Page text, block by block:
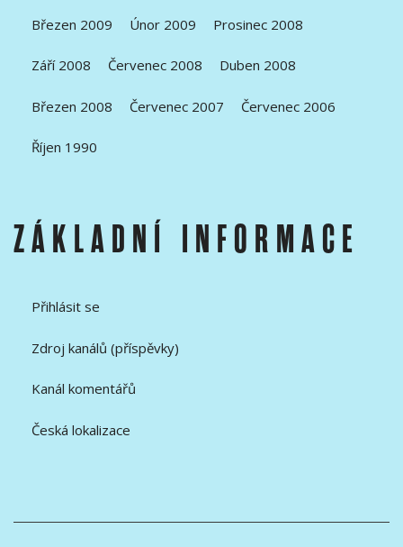
Březen 2009 Únor 2009 Prosinec 2008
Září 2008 Červenec 2008 Duben 2008
Březen 2008 Červenec 2007 Červenec 2006
Říjen 1990
ZÁKLADNÍ INFORMACE
Přihlásit se
Zdroj kanálů (příspěvky)
Kanál komentářů
Česká lokalizace